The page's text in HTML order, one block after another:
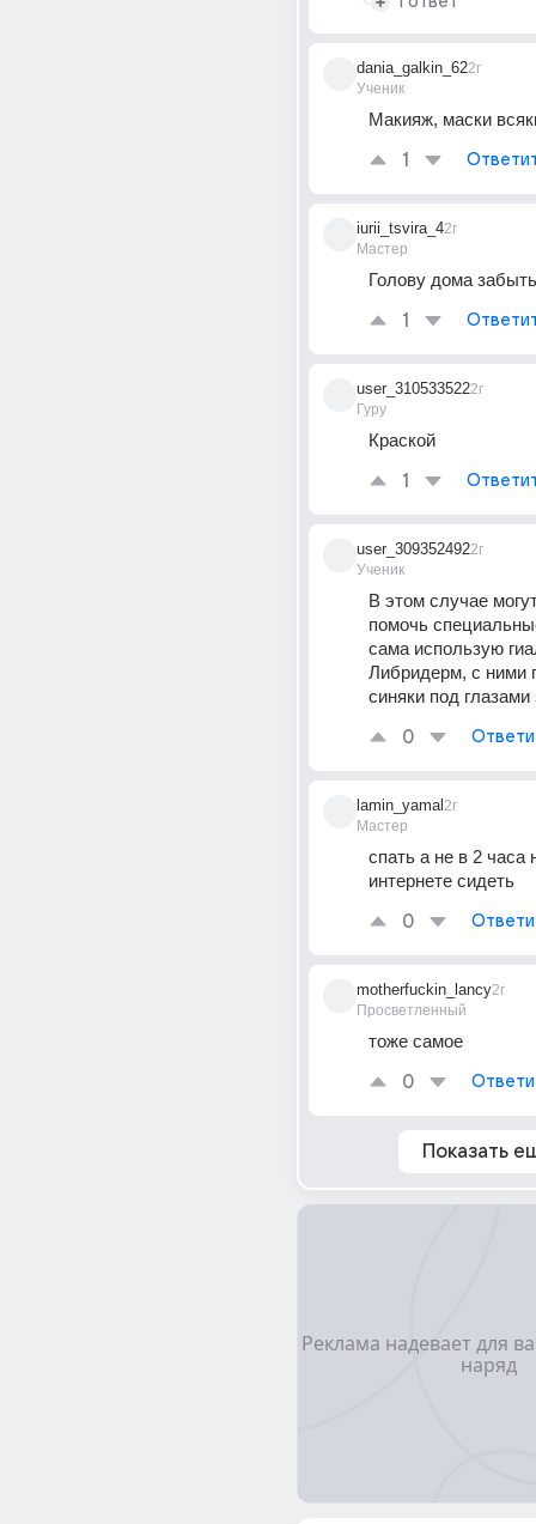
dania_galkin_62
Ученик
2г
Макияж, маски
1
iurii_tsvira_4
Мастер
2г
Голову дома забыть
1
user_310533522
Гуру
2г
Краской
1
user_309352492
Ученик
2г
В этом случае
помочь
сама использую
Либридерм, с ними
синяки под
0
lamin_yamal
Мастер
2г
спать а не в 2 часа
интернете сидеть
0
motherfuckin_lancy
Просветленный
2г
тоже самое
0
Показать